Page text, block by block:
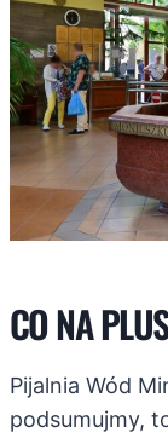
CO NA
Pijalnia Wód
podsumujmy,